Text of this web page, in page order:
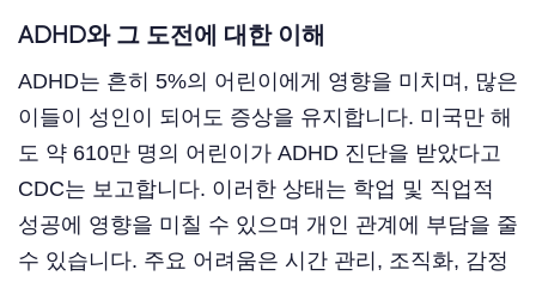
ADHD와 그 도전에 대한 이해
ADHD는 흔히 5%의 어린이에게 영향을 미치며, 많은
이들이 성인이 되어도 증상을 유지합니다. 미국만 해
도 약 610만 명의 어린이가 ADHD 진단을 받았다고
CDC는 보고합니다. 이러한 상태는 학업 및 직업적
성공에 영향을 미칠 수 있으며 개인 관계에 부담을 줄
수 있습니다. 주요 어려움은 시간 관리, 조직화, 감정